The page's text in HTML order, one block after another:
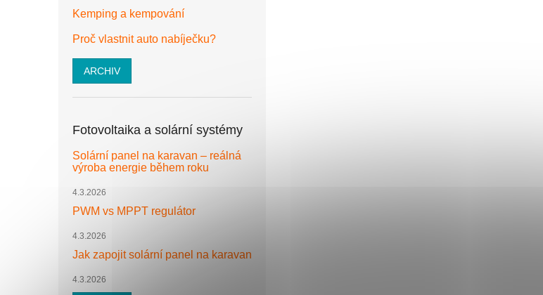
Kemping a kempování
Proč vlastnit auto nabíječku?
ARCHIV
Fotovoltaika a solární systémy
Solární panel na karavan – reálná
výroba energie během roku
4.3.2026
PWM vs MPPT regulátor
4.3.2026
Jak zapojit solární panel na karavan
4.3.2026